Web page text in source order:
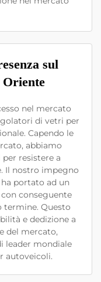
sul
nel mercato
di vetri per
Capendo le
abbiamo
resistere a
Il nostro impegno
portato ad un
conseguente
termine. Questo
e dedizione a
del mercato,
leader mondiale
autoveicoli.